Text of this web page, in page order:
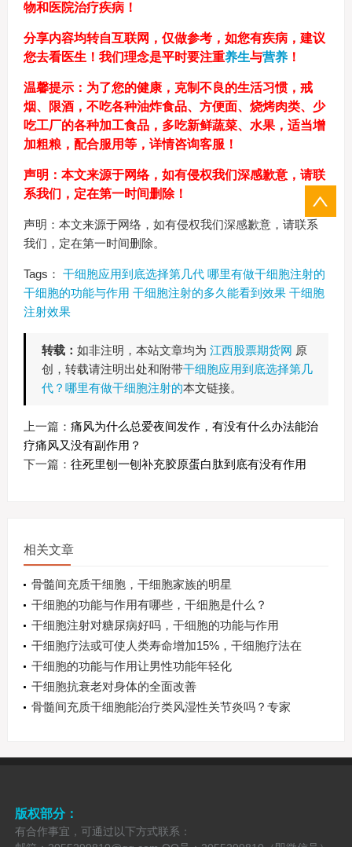
物和医院治疗疾病！
分享内容均转自互联网，仅做参考，如您有疾病，建议
您去看医生！我们理念是平时要注重养生与营养！
温馨提示：为了您的健康，克制不良的生活习惯，戒
烟、限酒，不吃各种油炸食品、方便面、烧烤肉类、少
吃工厂的各种加工食品，多吃新鲜蔬菜、水果，适当增
加粗粮，配合服用等，详情咨询客服！
声明：本文来源于网络，如有侵权我们深感歉意，请联
系我们，定在第一时间删除！
声明：本文来源于网络，如有侵权我们深感歉意，请联系
我们，定在第一时间删除。
Tags： 干细胞应用到底选择第几代 哪里有做干细胞注射的
干细胞的功能与作用 干细胞注射的多久能看到效果 干细胞
注射效果
转载： 如非注明，本站文章均为 江西股票期货网 原
创，转载请注明出处和附带干细胞应用到底选择第几
代？哪里有做干细胞注射的本文链接。
上一篇： 痛风为什么总爱夜间发作，有没有什么办法能治
疗痛风又没有副作用？
下一篇： 往死里刨一刨补充胶原蛋白肽到底有没有作用
相关文章
骨髓间充质干细胞，干细胞家族的明星
干细胞的功能与作用有哪些，干细胞是什么？
干细胞注射对糖尿病好吗，干细胞的功能与作用
干细胞疗法或可使人类寿命增加15%，干细胞疗法在
抗衰老领域的最新进展
干细胞的功能与作用让男性功能年轻化
干细胞抗衰老对身体的全面改善
骨髓间充质干细胞能治疗类风湿性关节炎吗？专家
版权部分：
有合作事宜，可通过以下方式联系：